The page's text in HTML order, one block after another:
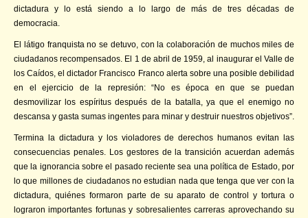
dictadura y lo está siendo a lo largo de más de tres décadas de
democracia.
El látigo franquista no se detuvo, con la colaboración de muchos miles de
ciudadanos recompensados. El 1 de abril de 1959, al inaugurar el Valle de
los Caídos, el dictador Francisco Franco alerta sobre una posible debilidad
en el ejercicio de la represión: “No es época en que se puedan
desmovilizar los espíritus después de la batalla, ya que el enemigo no
descansa y gasta sumas ingentes para minar y destruir nuestros objetivos”.
Termina la dictadura y los violadores de derechos humanos evitan las
consecuencias penales. Los gestores de la transición acuerdan además
que la ignorancia sobre el pasado reciente sea una política de Estado, por
lo que millones de ciudadanos no estudian nada que tenga que ver con la
dictadura, quiénes formaron parte de su aparato de control y tortura o
lograron importantes fortunas y sobresalientes carreras aprovechando su